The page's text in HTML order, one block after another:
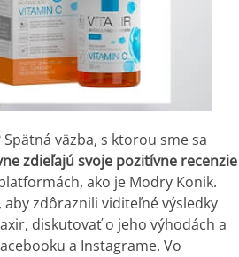
väzba, s ktorou sme sa
zdieľajú svoje pozitívne recenzie
ako je Modry Konik.
zdôraznili viditeľné výsledky
diskutovať o jeho výhodách a
a Instagrame. Vo